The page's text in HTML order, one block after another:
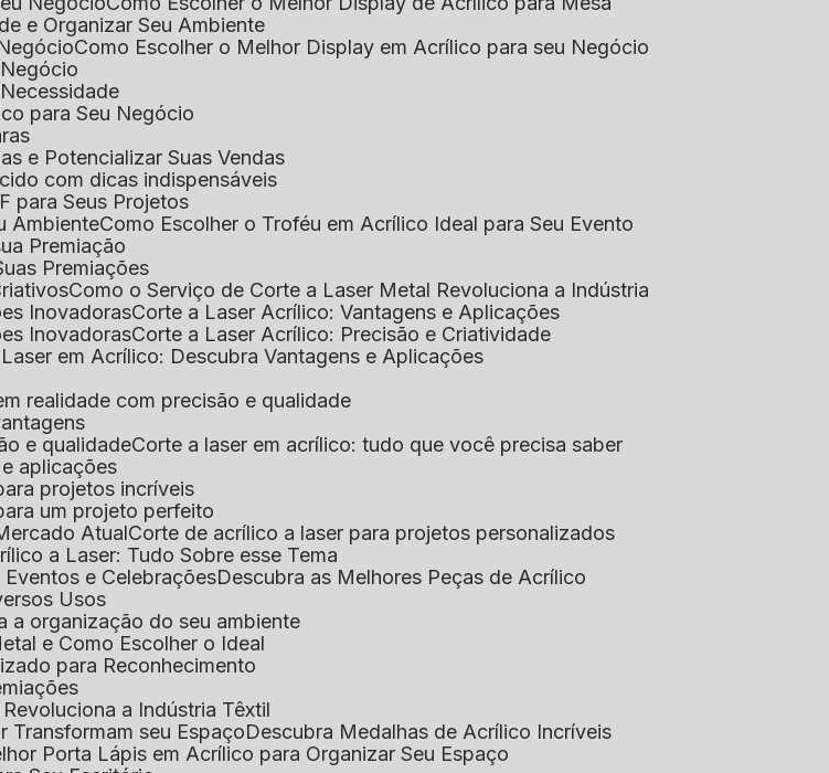
e Organizar Seu Ambiente
Como Escolher o Melhor Display em Acrílico para seu Negócio
para Seu Negócio
e Potencializar Suas Vendas
com dicas indispensáveis
para Seus Projetos
Ambiente
Como Escolher o Troféu em Acrílico Ideal para Seu Evento
Premiação
Premiações
Como o Serviço de Corte a Laser Metal Revoluciona a Indústria
Inovadoras
Corte a Laser Acrílico: Vantagens e Aplicações
Inovadoras
Corte a Laser Acrílico: Precisão e Criatividade
Laser em Acrílico: Descubra Vantagens e Aplicações
realidade com precisão e qualidade
e qualidade
Corte a laser em acrílico: tudo que você precisa saber
aplicações
projetos incríveis
um projeto perfeito
Atual
Corte de acrílico a laser para projetos personalizados
a Laser: Tudo Sobre esse Tema
Eventos e Celebrações
Descubra as Melhores Peças de Acrílico
Usos
a organização do seu ambiente
e Como Escolher o Ideal
para Reconhecimento
a Indústria Têxtil
Transformam seu Espaço
Descubra Medalhas de Acrílico Incríveis
Porta Lápis em Acrílico para Organizar Seu Espaço